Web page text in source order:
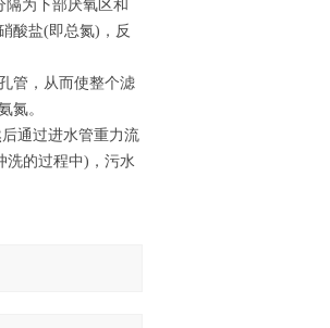
为下部厌氧区和
酸盐(即总氮)，反
管，从而使整个滤
氮。
通过进水管重力流
洗的过程中)，污水